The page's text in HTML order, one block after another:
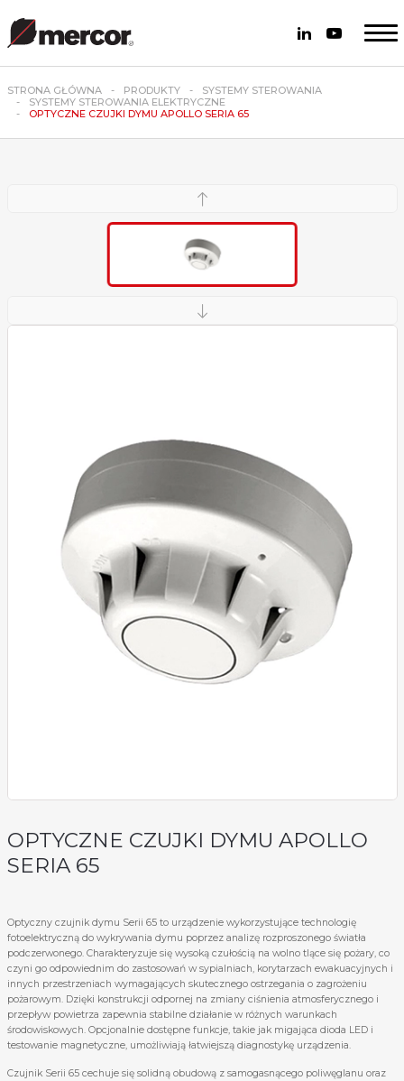
STRONA GŁÓWNA PRODUKTY
SYSTEMY STEROWANIA
SYSTEMY STEROWANIA ELEKTRYCZNE
OPTYCZNE CZUJKI DYMU APOLLO SERIA 65
OPTYCZNE CZUJKI DYMU APOLLO
SERIA 65
Optyczny czujnik dymu Serii 65 to urządzenie wykorzystujące technologię
fotoelektryczną do wykrywania dymu poprzez analizę rozproszonego światła
podczerwonego. Charakteryzuje się wysoką czułością na wolno tlące się pożary, co
czyni go odpowiednim do zastosowań w sypialniach, korytarzach ewakuacyjnych i
innych przestrzeniach wymagających skutecznego ostrzegania o zagrożeniu
pożarowym. Dzięki konstrukcji odpornej na zmiany ciśnienia atmosferycznego i
przepływ powietrza zapewnia stabilne działanie w różnych warunkach
środowiskowych. Opcjonalnie dostępne funkcje, takie jak migająca dioda LED i
testowanie magnetyczne, umożliwiają łatwiejszą diagnostykę urządzenia.
Czujnik Serii 65 cechuje się solidną obudową z samogasnącego poliwęglanu oraz